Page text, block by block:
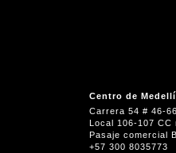
Centro de
Carrera 54 # 46-66
Local 106-107
Pasaje comercial
+57 300 8035773